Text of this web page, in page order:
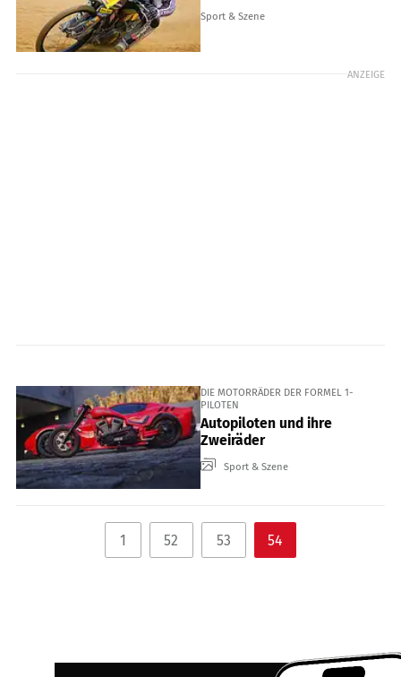
Sport & Szene
ANZEIGE
DIE MOTORRÄDER DER FORMEL 1-
PILOTEN
Autopiloten und ihre
Zweiräder
Sport & Szene
1 52 53 54